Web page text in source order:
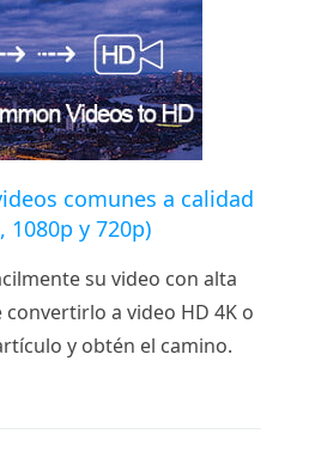
comunes a calidad
1080p y 720p)
su video con alta
a video HD 4K o
y obtén el camino.